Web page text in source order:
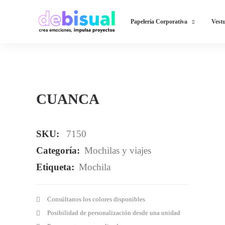
Papelería Corporativa
CUANCA
SKU:
7150
Categoría: Mochilas y viajes
Etiqueta: Mochila
Consúltanos los colores disponibles
Posibilidad de personalización desde una unidad